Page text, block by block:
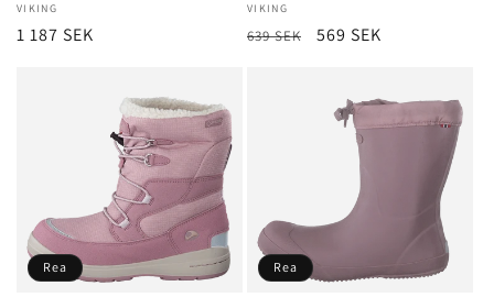
Säljare:
VIKING
Ordinarie
1 187 SEK
Säljare:
VIKING
Ordinarie
639 SEK Försäljningspris
569 SEK
Rea Rea